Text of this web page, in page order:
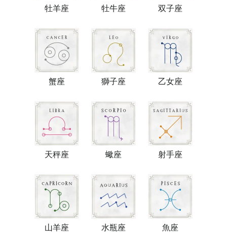
牡羊座 牡牛座 双子座
蟹座 獅子座 乙女座
天秤座 蠍座 射手座
山羊座 水瓶座 魚座